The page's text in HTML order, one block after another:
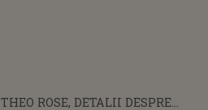
THEO ROSE, DETALII DESPRE